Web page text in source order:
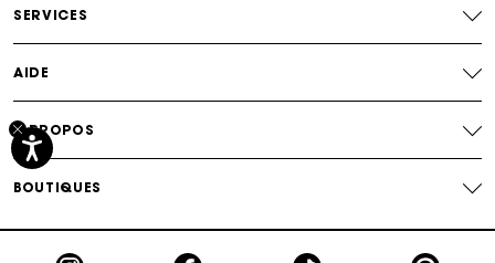
SERVICES
AIDE
À PROPOS
BOUTIQUES